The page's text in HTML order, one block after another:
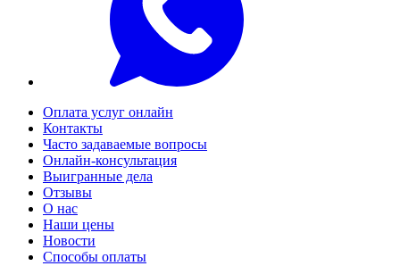
Оплата услуг онлайн
Контакты
Часто задаваемые вопросы
Онлайн-консультация
Выигранные дела
Отзывы
О нас
Наши цены
Новости
Способы оплаты